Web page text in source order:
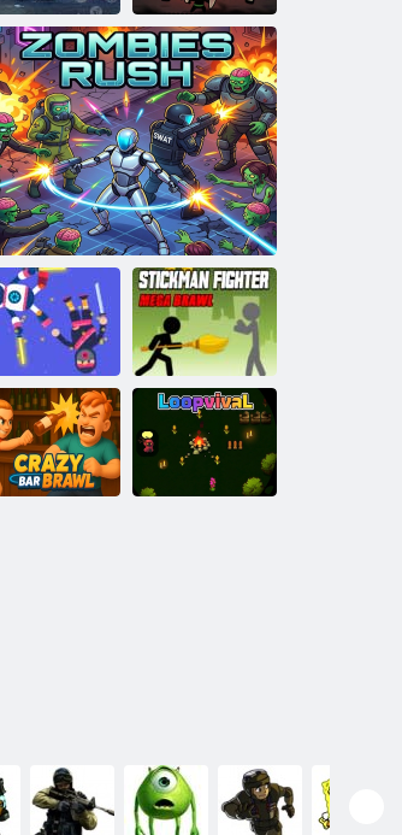
Pouličný boj 3D Prasiatko
Zombie horúčka
Ragdoll. io
Stickman
Brawler Mega
Fight